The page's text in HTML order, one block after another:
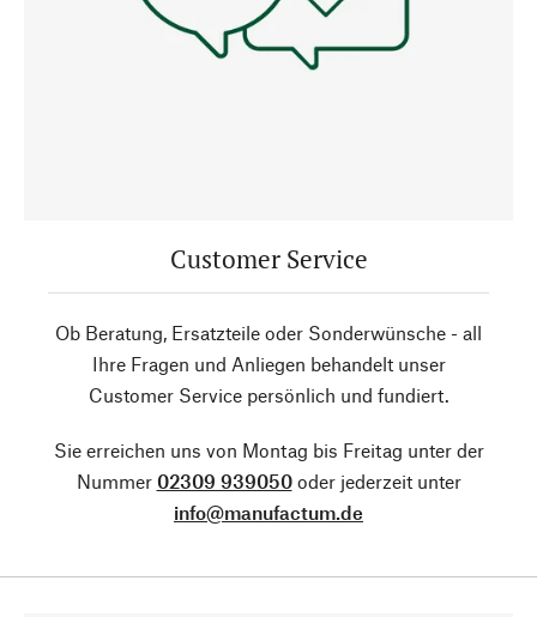
Customer Service
Ob Beratung, Ersatzteile oder Sonderwünsche - all
Ihre Fragen und Anliegen behandelt unser
Customer Service persönlich und fundiert.
Sie erreichen uns von Montag bis Freitag unter der
Nummer 02309 939050oder jederzeit unter
info@manufactum.de